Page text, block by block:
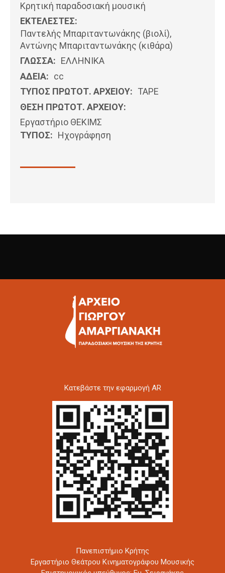
Κρητική παραδοσιακή μουσική
ΕΚΤΕΛΕΣΤΕΣ:
Παντελής Μπαριταντωνάκης (βιολί),
Αντώνης Μπαριταντωνάκης (κιθάρα)
ΓΛΩΣΣΑ: ΕΛΛΗΝΙΚΆ
ΑΔΕΙΑ: cc
ΤΥΠΟΣ ΠΡΩΤΟΤ. ΑΡΧΕΙΟΥ: ΤΑΡΕ
ΘΕΣΗ ΠΡΩΤΟΤ. ΑΡΧΕΙΟΥ:
Εργαστήριο ΘΕΚΙΜΣ
ΤΥΠΟΣ: Ηχογράφηση
Kατεβάστε την εφαρμογή AR
Πανεπιστήμιο Κρήτης
Εργαστήριο Θεάτρου Κινηματογράφου Μουσικής